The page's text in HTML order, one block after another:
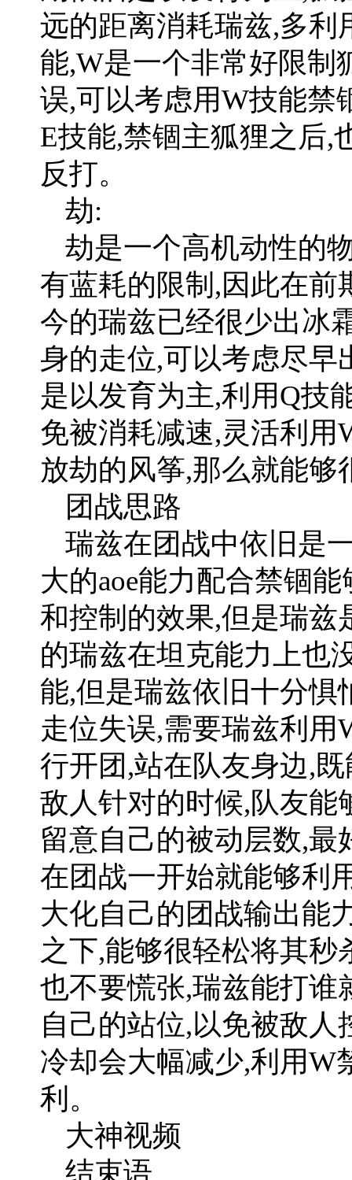
远的距离消耗瑞兹,多利
能,W是一个非常好限制
误,可以考虑用W技能禁
E技能,禁锢主狐狸之后,
反打。
劫:
劫是一个高机动性的
有蓝耗的限制,因此在前
今的瑞兹已经很少出冰
身的走位,可以考虑尽早
是以发育为主,利用Q技
免被消耗减速,灵活利用
放劫的风筝,那么就能
团战思路
瑞兹在团战中依旧是
大的aoe能力配合禁锢
和控制的效果,但是瑞兹
的瑞兹在坦克能力上也
能,但是瑞兹依旧十分惧
走位失误,需要瑞兹利
行开团,站在队友身边,
敌人针对的时候,队友能
留意自己的被动层数,
在团战一开始就能够利
大化自己的团战输出能
之下,能够很轻松将其
也不要慌张,瑞兹能打谁
自己的站位,以免被敌
冷却会大幅减少,利用W
利。
大神视频
结束语